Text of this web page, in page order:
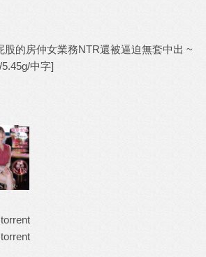
股的房仲女業務NTR還被逼迫無套中出 ~
中字]